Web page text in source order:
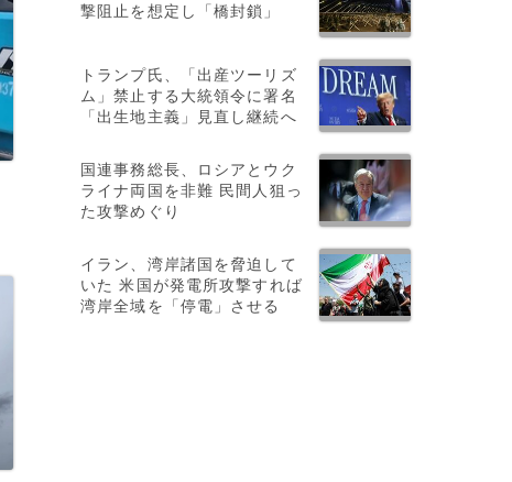
撃阻止を想定し「橋封鎖」
トランプ氏、「出産ツーリズ
ム」禁止する大統領令に署名
「出生地主義」見直し継続へ
国連事務総長、ロシアとウク
ライナ両国を非難 民間人狙っ
た攻撃めぐり
イラン、湾岸諸国を脅迫して
いた 米国が発電所攻撃すれば
湾岸全域を「停電」させる